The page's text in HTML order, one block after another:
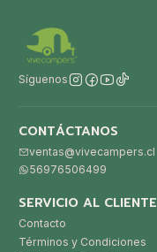
Síguenos
CONTÁCTANOS
ventas@vivecampers.cl
56976506499
SERVICIO AL CLIENTE
Contacto
Términos y Condiciones